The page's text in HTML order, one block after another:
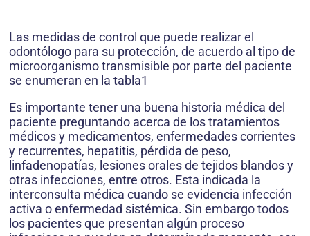
Las medidas de control que puede realizar el
odontólogo para su protección, de acuerdo al tipo de
microorganismo transmisible por parte del paciente
se enumeran en la tabla1
Es importante tener una buena historia médica del
paciente preguntando acerca de los tratamientos
médicos y medicamentos, enfermedades corrientes
y recurrentes, hepatitis, pérdida de peso,
linfadenopatías, lesiones orales de tejidos blandos y
otras infecciones, entre otros. Esta indicada la
interconsulta médica cuando se evidencia infección
activa o enfermedad sistémica. Sin embargo todos
los pacientes que presentan algún proceso